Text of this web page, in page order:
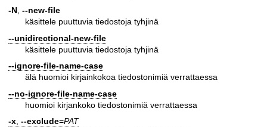
-N, --new-file
käsittele puuttuvia tiedostoja tyhjinä
--unidirectional-new-file
käsittele puuttuvia tiedostoja tyhjinä
--ignore-file-name-case
älä huomioi kirjainkokoa tiedostonimiä verrattaessa
--no-ignore-file-name-case
huomioi kirjankoko tiedostonimiä verrattaessa
-x --exclude=PAT